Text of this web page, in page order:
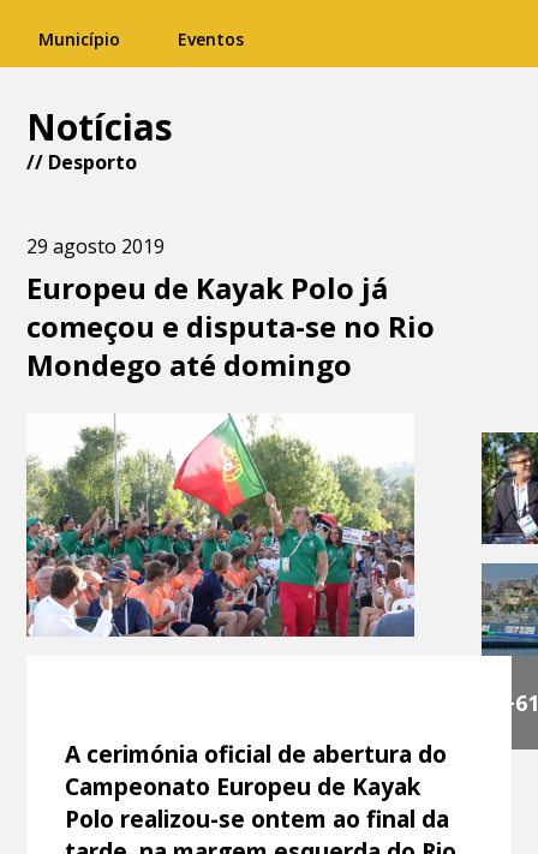
Município Eventos
Notícias
// Desporto
29 agosto 2019
Europeu de Kayak Polo já
começou e disputa-se no Rio
Mondego até domingo
+61
A cerimónia oficial de abertura do
Campeonato Europeu de Kayak
Polo realizou-se ontem ao final da